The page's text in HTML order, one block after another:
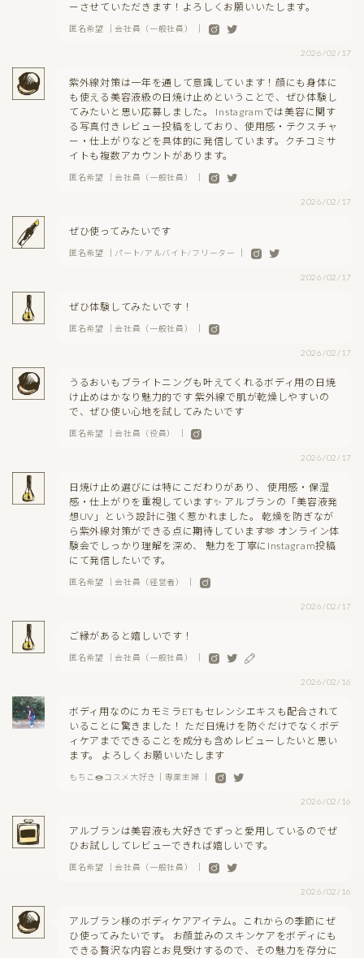
ーさせていただきます！よろしくお願いいたします。
匿名希望 ｜会社員（一般社員） ｜
2026/02/17
紫外線対策は一年を通して意識しています！顔にも身体に
も使える美容液級の日焼け止めということで、ぜひ体験し
てみたいと思い応募しました。 Instagramでは美容に関す
る写真付きレビュー投稿をしており、使用感・テクスチャ
ー・仕上がりなどを具体的に発信しています。クチコミサ
イトも複数アカウントがあります。
匿名希望 ｜会社員（一般社員） ｜
2026/02/17
ぜひ使ってみたいです
匿名希望 ｜パート/アルバイト/フリーター ｜
2026/02/17
ぜひ体験してみたいです！
匿名希望 ｜会社員（一般社員） ｜
2026/02/17
うるおいもブライトニングも叶えてくれるボディ用の日焼
け止めはかなり魅力的です 紫外線で肌が乾燥しやすいの
で、ぜひ使い心地を試してみたいです
匿名希望 ｜会社員（役員） ｜
2026/02/17
日焼け止め選びには特にこだわりがあり、 使用感・保湿
感・仕上がりを重視しています✨ アルブランの「美容液発
想UV」という設計に強く惹かれました。 乾燥を防ぎなが
ら紫外線対策ができる点に期待しています🫶 オンライン体
験会でしっかり理解を深め、 魅力を丁寧にInstagram投稿
にて発信したいです。
匿名希望 ｜会社員（経営者） ｜
2026/02/17
ご縁があると嬉しいです！
匿名希望 ｜会社員（一般社員） ｜
2026/02/16
ボディ用なのにカモミラETもセレンシエキスも配合されて
いることに驚きました！ ただ日焼けを防ぐだけでなくボデ
ィケアまでできることを成分も含めレビューしたいと思い
ます。 よろしくお願いいたします
もちこ🍩コスメ大好き｜専業主婦 ｜
2026/02/16
アルブランは美容液も大好きでずっと愛用しているのでぜ
ひお試ししてレビューできれば嬉しいです。
匿名希望 ｜会社員（一般社員） ｜
2026/02/16
アルブラン様のボディケアアイテム。これからの季節にぜ
ひ使ってみたいです。 お顔並みのスキンケアをボディにも
できる贅沢な内容とお見受けするので、その魅力を存分に